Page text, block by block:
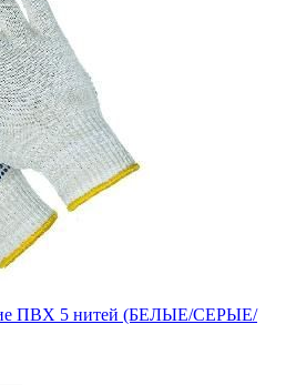
ПВХ 5 нитей (БЕЛЫЕ/СЕРЫЕ/